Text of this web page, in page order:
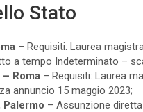
Stato
– Requisiti: Laurea
a tempo Indeterminato –
Roma – Requisiti: Laurea
annuncio 15 maggio 2023;
Palermo – Assunzione